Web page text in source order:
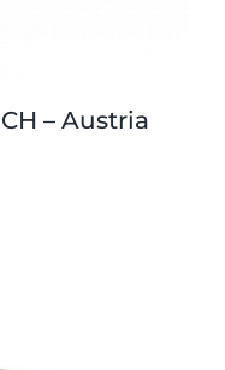
– Austria